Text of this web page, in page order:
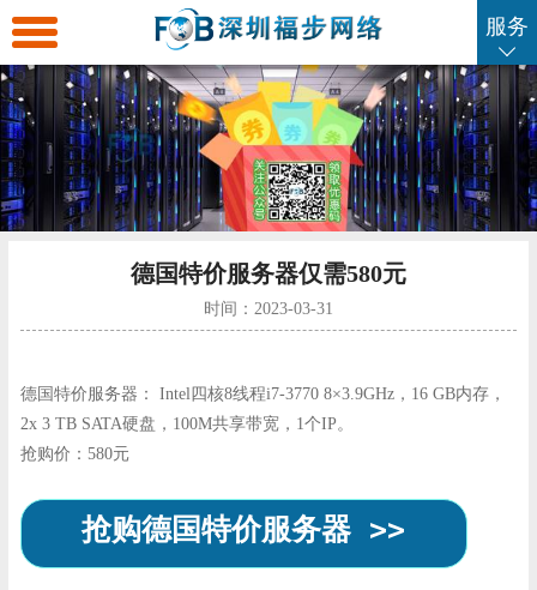
返
回
首
页
海
外
服
海
外
机
海
拟
机
域
证
企
邮
系
优
服务
​德国特价服务器仅需580元
时间：2023-03-31
德国特价服务器： Intel四核8线程i7-3770 8×3.9GHz，16 GB内存，
2x 3 TB SATA硬盘，100M共享带宽，1个IP。
抢购价：580元
抢购德国特价服务器 >>